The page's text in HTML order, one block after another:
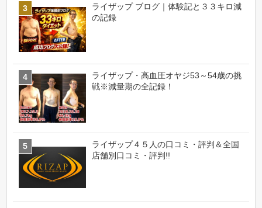
ライザップ ブログ｜体験記と３３キロ減
の記録
ライザップ・高血圧オヤジ53～54歳の挑
戦※減量期の全記録！
ライザップ４５人の口コミ・評判＆全国
店舗別口コミ・評判!!